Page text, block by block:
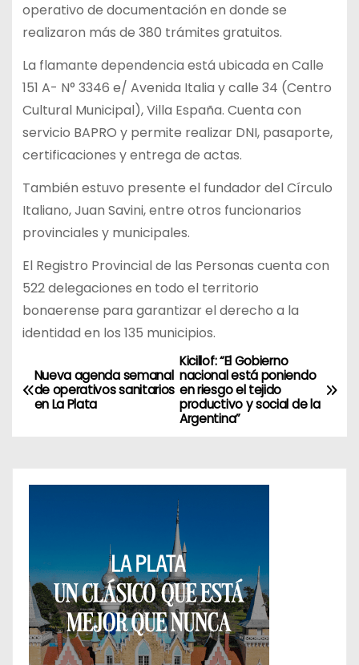
operativo de documentación en donde se
realizaron más de 380 trámites gratuitos.
La flamante dependencia está ubicada en Calle
151 A- N° 3346 e/ Avenida Italia y calle 34 (Centro
Cultural Municipal), Villa España. Cuenta con
servicio BAPRO y permite realizar DNI, pasaporte,
certificaciones y entrega de actas.
También estuvo presente el fundador del Círculo
Italiano, Juan Savini, entre otros funcionarios
provinciales y municipales.
El Registro Provincial de las Personas cuenta con
522 delegaciones en todo el territorio
bonaerense para garantizar el derecho a la
identidad en los 135 municipios.
N
a
c
ó
Kicillof: “El Gobierno
nacional está poniendo
en riesgo el tejido
productivo y social de la
Argentina”
Nueva agenda semanal
de operativos sanitarios
en La Plata